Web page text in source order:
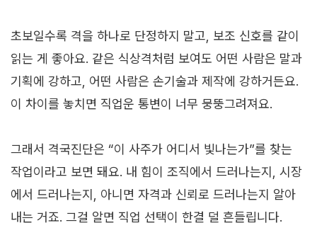
초보일수록 격을 하나로 단정하지 말고, 보조 신호를 같이
읽는 게 좋아요. 같은 식상격처럼 보여도 어떤 사람은 말과
기획에 강하고, 어떤 사람은 손기술과 제작에 강하거든요.
이 차이를 놓치면 직업운 통변이 너무 뭉뚱그려져요.
그래서 격국진단은 “이 사주가 어디서 빛나는가”를 찾는
작업이라고 보면 돼요. 내 힘이 조직에서 드러나는지, 시장
에서 드러나는지, 아니면 자격과 신뢰로 드러나는지 알아
내는 거죠. 그걸 알면 직업 선택이 한결 덜 흔들립니다.